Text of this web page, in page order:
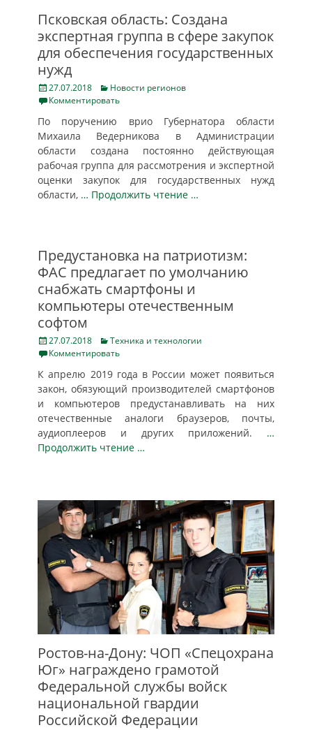
Псковская область: Создана
экспертная группа в сфере закупок
для обеспечения государственных
нужд
Posted
on
27.07.2018 Categories
Новости регионов
Комментировать
По поручению врио Губернатора области
Михаила Ведерникова в Администрации
области создана постоянно действующая
рабочая группа для рассмотрения и экспертной
оценки закупок для государственных нужд
области, … Продолжить чтение …
Предустановка на патриотизм:
ФАС предлагает по умолчанию
снабжать смартфоны и
компьютеры отечественным
софтом
Posted
on
27.07.2018 Categories
Техника и технологии
Комментировать
К апрелю 2019 года в России может появиться
закон, обязующий производителей смартфонов
и компьютеров предустанавливать на них
отечественные аналоги браузеров, почты,
аудиоплееров и других приложений. …
Продолжить чтение …
Ростов-на-Дону: ЧОП «Спецохрана
Юг» награждено грамотой
Федеральной службы войск
национальной гвардии
Российской Федерации